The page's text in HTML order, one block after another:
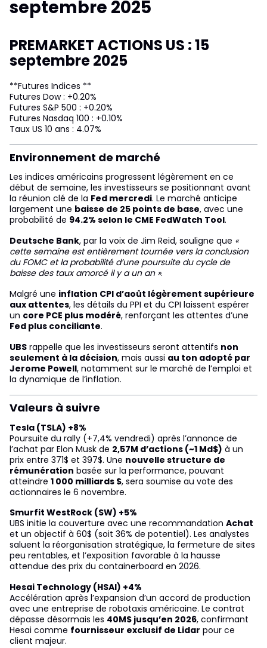
septembre 2025
PREMARKET ACTIONS US : 15
septembre 2025
**Futures Indices **
Futures Dow : +0.20%
Futures S&P 500 : +0.20%
Futures Nasdaq 100 : +0.10%
Taux US 10 ans : 4.07%
Environnement de marché
Les indices américains progressent légèrement en ce
début de semaine, les investisseurs se positionnant avant
la réunion clé de la Fed mercredi. Le marché anticipe
largement une baisse de 25 points de base, avec une
probabilité de 94.2% selon le CME FedWatch Tool.
Deutsche Bank, par la voix de Jim Reid, souligne que «
cette semaine est entièrement tournée vers la conclusion
du FOMC et la probabilité d’une poursuite du cycle de
baisse des taux amorcé il y a un an ».
Malgré une inflation CPI d’août légèrement supérieure
aux attentes, les détails du PPI et du CPI laissent espérer
un core PCE plus modéré, renforçant les attentes d’une
Fed plus conciliante.
UBS rappelle que les investisseurs seront attentifs non
seulement à la décision, mais aussi au ton adopté par
Jerome Powell, notamment sur le marché de l’emploi et
la dynamique de l’inflation.
Valeurs à suivre
Tesla (TSLA) +8%
Poursuite du rally (+7,4% vendredi) après l’annonce de
l’achat par Elon Musk de 2,57M d’actions (~1 Md$) à un
prix entre 371$ et 397$. Une nouvelle structure de
rémunération basée sur la performance, pouvant
atteindre 1 000 milliards $, sera soumise au vote des
actionnaires le 6 novembre.
Smurfit WestRock (SW) +5%
UBS initie la couverture avec une recommandation Achat
et un objectif à 60$ (soit 36% de potentiel). Les analystes
saluent la réorganisation stratégique, la fermeture de sites
peu rentables, et l’exposition favorable à la hausse
attendue des prix du containerboard en 2026.
Hesai Technology (HSAI) +4%
Accélération après l’expansion d’un accord de production
avec une entreprise de robotaxis américaine. Le contrat
dépasse désormais les 40M$ jusqu’en 2026, confirmant
Hesai comme fournisseur exclusif de Lidar pour ce
client majeur.